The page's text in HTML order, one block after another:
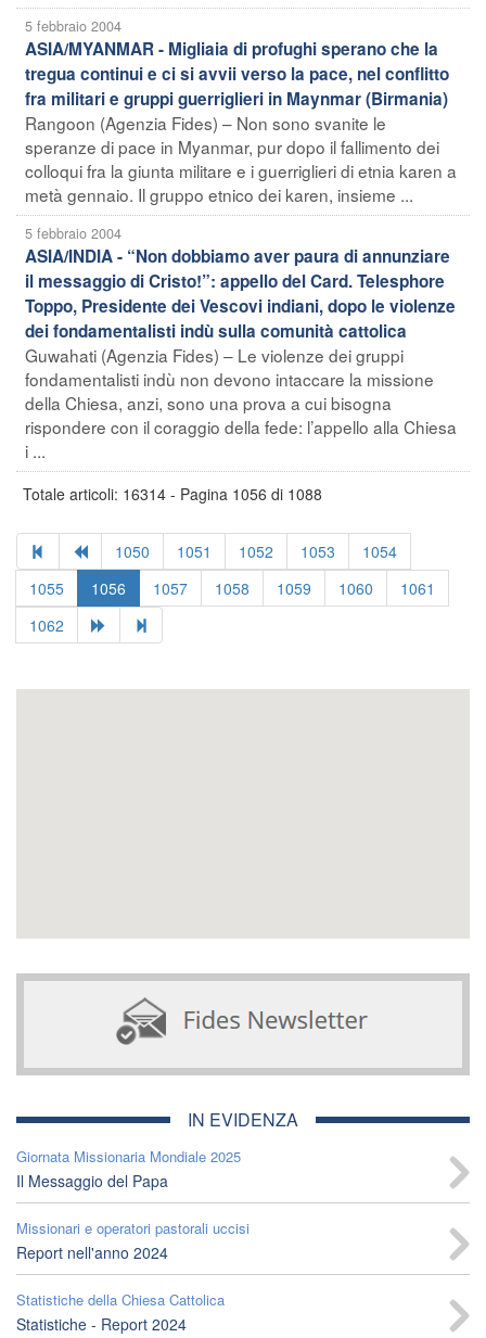
5 febbraio 2004
ASIA/MYANMAR - Migliaia di profughi sperano che la
tregua continui e ci si avvii verso la pace, nel conflitto
fra militari e gruppi guerriglieri in Maynmar (Birmania)
Rangoon (Agenzia Fides) – Non sono svanite le
speranze di pace in Myanmar, pur dopo il fallimento dei
colloqui fra la giunta militare e i guerriglieri di etnia karen a
metà gennaio. Il gruppo etnico dei karen, insieme ...
5 febbraio 2004
ASIA/INDIA - “Non dobbiamo aver paura di annunziare
il messaggio di Cristo!”: appello del Card. Telesphore
Toppo, Presidente dei Vescovi indiani, dopo le violenze
dei fondamentalisti indù sulla comunità cattolica
Guwahati (Agenzia Fides) – Le violenze dei gruppi
fondamentalisti indù non devono intaccare la missione
della Chiesa, anzi, sono una prova a cui bisogna
rispondere con il coraggio della fede: l’appello alla Chiesa
i ...
Totale articoli: 16314 - Pagina 1056 di 1088
1050 1051 1052 1053
1054
1055
1056 1057 1058 1059 1060
1061
1062
IN EVIDENZA
Giornata Missionaria Mondiale 2025
Il Messaggio del Papa
Missionari e operatori pastorali uccisi
Report nell'anno 2024
Statistiche della Chiesa Cattolica
Statistiche - Report 2024